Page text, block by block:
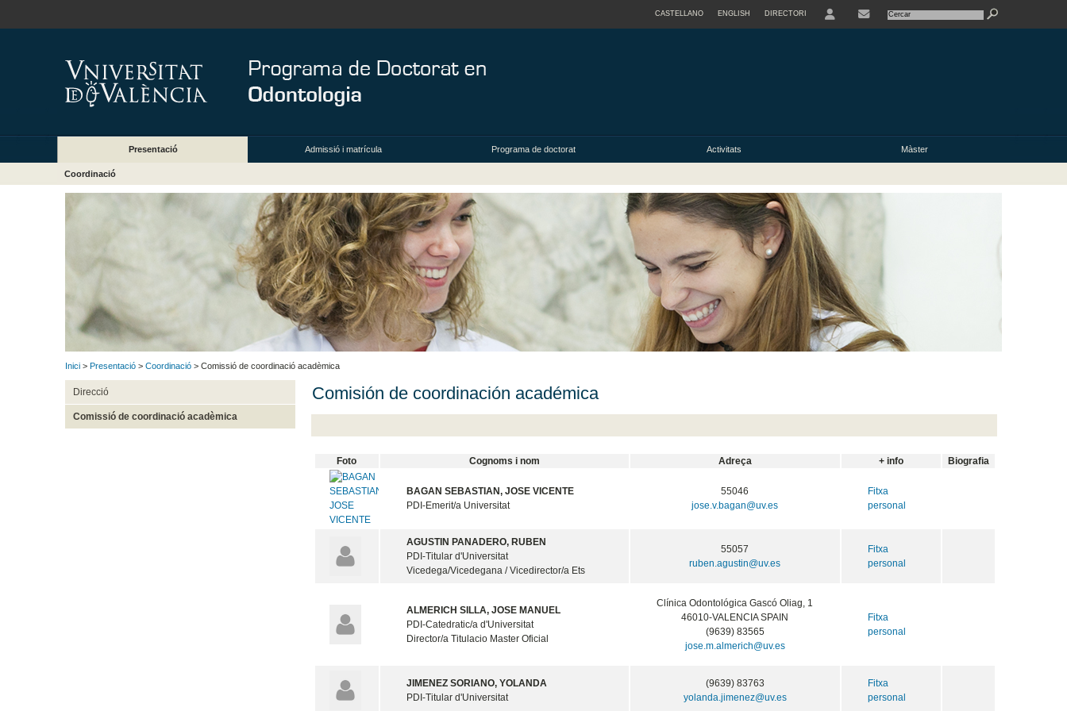
CASTELLANO ENGLISH DIRECTORI
Presentació Admissió i matrícula Programa de doctorat Activitats Màster
Coordinació
Inici > Presentació > Coordinació > Comissió de coordinació acadèmica
Direcció
Comissió de coordinació acadèmica
Comisión de coordinación académica
Foto Cognoms i nom Adreça + info Biografia
BAGAN SEBASTIAN, JOSE VICENTE
PDI-Emerit/a Universitat
55046
jose.v.bagan@uv.es
Fitxa
personal
AGUSTIN PANADERO, RUBEN
PDI-Titular d'Universitat
Vicedega/Vicedegana / Vicedirector/a Ets
55057
ruben.agustin@uv.es
Fitxa
personal
ALMERICH SILLA, JOSE MANUEL
PDI-Catedratic/a d'Universitat
Director/a Titulacio Master Oficial
Clínica Odontológica Gascó Oliag, 1
46010-VALENCIA SPAIN
(9639) 83565
jose.m.almerich@uv.es
Fitxa
personal
JIMENEZ SORIANO, YOLANDA
PDI-Titular d'Universitat
(9639) 83763
yolanda.jimenez@uv.es
Fitxa
personal